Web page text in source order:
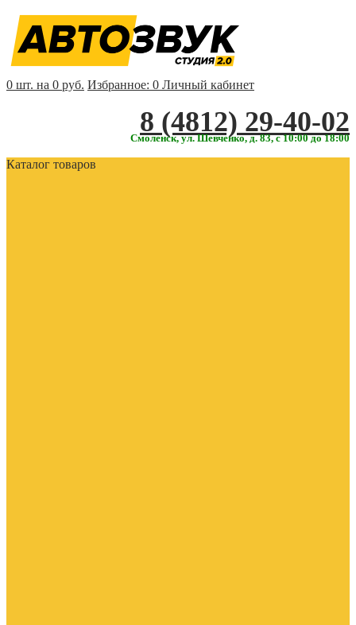
0 шт. на 0 руб. Избранное: 0 Личный кабинет
‎‎8 (4812) 29-40-02
Смоленск, ул. Шевченко, д. 83, с 10:00 до 18:00
Каталог товаров